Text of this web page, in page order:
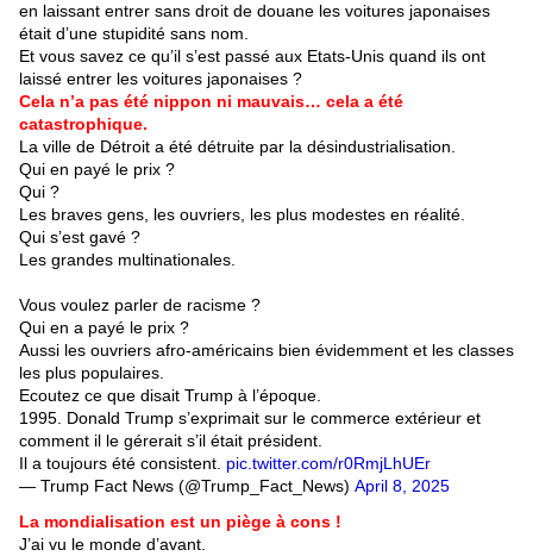
en laissant entrer sans droit de douane les voitures japonaises
était d’une stupidité sans nom.
Et vous savez ce qu’il s’est passé aux Etats-Unis quand ils ont
laissé entrer les voitures japonaises ?
Cela n’a pas été nippon ni mauvais… cela a été
catastrophique.
La ville de Détroit a été détruite par la désindustrialisation.
Qui en payé le prix ?
Qui ?
Les braves gens, les ouvriers, les plus modestes en réalité.
Qui s’est gavé ?
Les grandes multinationales.
Vous voulez parler de racisme ?
Qui en a payé le prix ?
Aussi les ouvriers afro-américains bien évidemment et les classes
les plus populaires.
Ecoutez ce que disait Trump à l’époque.
1995. Donald Trump s’exprimait sur le commerce extérieur et
comment il le gérerait s’il était président.
Il a toujours été consistent. pic.twitter.com/r0RmjLhUEr
— Trump Fact News (@Trump_Fact_News) April 8, 2025
La mondialisation est un piège à cons !
J’ai vu le monde d’avant.